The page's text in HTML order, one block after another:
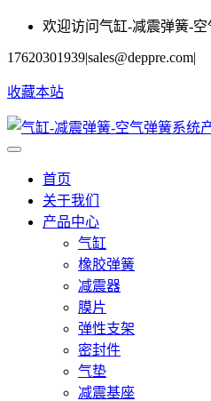
欢迎访问气缸-减震弹簧-空
17620301939|sales@deppre.com|
收藏本站
首页
关于我们
产品中心
气缸
橡胶弹簧
减震器
膜片
弹性支架
密封件
气垫
减震基座